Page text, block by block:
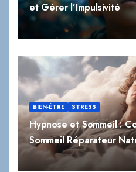
et Gérer l’Impulsivité
BIEN-ÊTRE STRESS
Hypnose et Sommeil :
Sommeil Réparateur